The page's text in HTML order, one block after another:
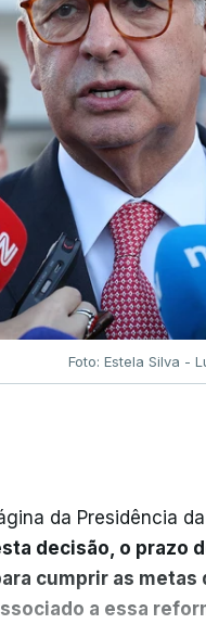
Foto: Estela Silva -
da Presidência
decisão, o prazo
cumprir as metas
a essa